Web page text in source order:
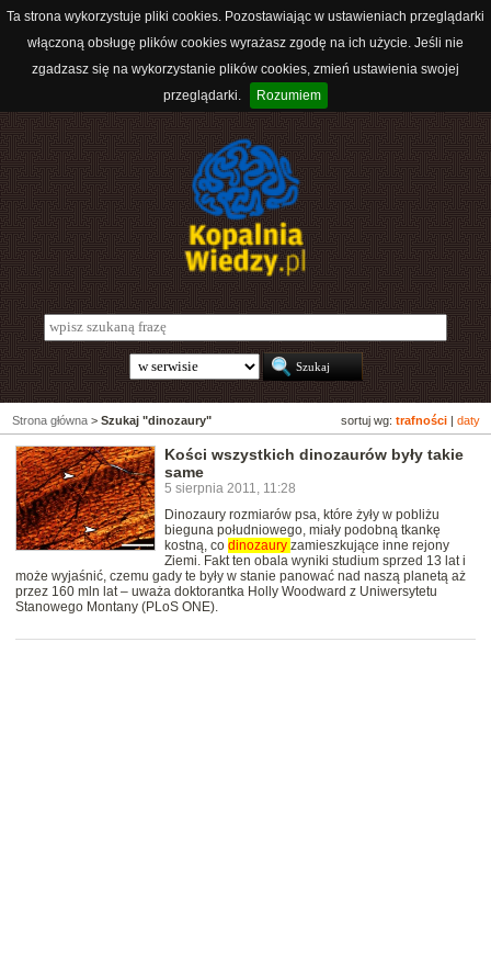
Ta strona wykorzystuje pliki cookies. Pozostawiając w ustawieniach przeglądarki
włączoną obsługę plików cookies wyrażasz zgodę na ich użycie. Jeśli nie
zgadzasz się na wykorzystanie plików cookies, zmień ustawienia swojej
przeglądarki.
Rozumiem
sortuj wg: trafności daty
Strona główna > Szukaj "dinozaury"
Kości wszystkich dinozaurów były takie
same
5 sierpnia 2011, 11:28
Dinozaury rozmiarów psa, które żyły w pobliżu
bieguna południowego, miały podobną tkankę
kostną, co dinozaury zamieszkujące inne rejony
Ziemi. Fakt ten obala wyniki studium sprzed 13 lat i
może wyjaśnić, czemu gady te były w stanie panować nad naszą planetą aż
przez 160 mln lat – uważa doktorantka Holly Woodward z Uniwersytetu
Stanowego Montany (PLoS ONE).